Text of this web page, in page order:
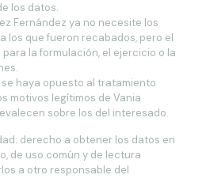
los datos.
Fernández ya no necesite los
los que fueron recabados, pero el
la formulación, el ejercicio o la
haya opuesto al tratamiento
motivos legítimos de Vania
sobre los del interesado.
derecho a obtener los datos en
de uso común y de lectura
a otro responsable del